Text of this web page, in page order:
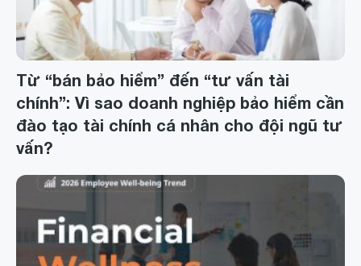
Từ “bán bảo hiểm” đến “tư vấn tài
chính”: Vì sao doanh nghiệp bảo hiểm cần
đào tạo tài chính cá nhân cho đội ngũ tư
vấn?